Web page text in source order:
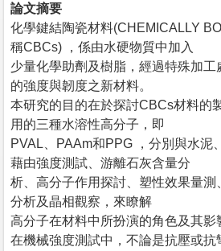
論文摘要
化學鍵結陶瓷材料(CHEMICALLY
稱CBCs) ，係由水硬物質中加入
少量化學助劑及樹脂，經過特殊加
的強度與韌度之新材料。
本研究的目的在於探討CBCs材料的
用的三種水溶性高分子，即
PVAL、PAAm和PPG ，分別與水泥
藉由強度測試、游離石灰含量分
析、高分子作用探討、塑性效果量
分析及晶相觀察，來瞭解
高分子在材料中所扮演的角色及其影
在機械強度測試中，不論是抗壓或抗